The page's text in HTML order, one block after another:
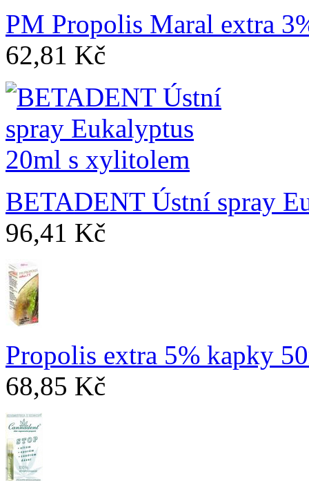
PM Propolis Maral extra
62,81 Kč
BETADENT Ústní spray
96,41 Kč
Propolis extra 5% kapky
68,85 Kč